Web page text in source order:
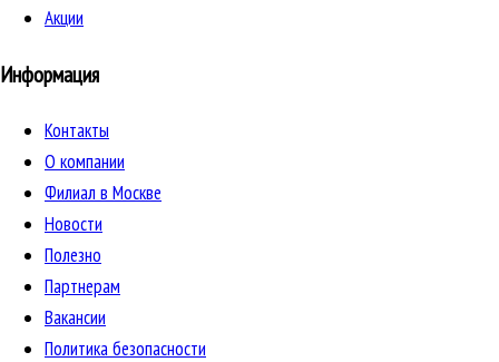
Акции
Информация
Контакты
О компании
Филиал в Москве
Новости
Полезно
Партнерам
Вакансии
Политика безопасности